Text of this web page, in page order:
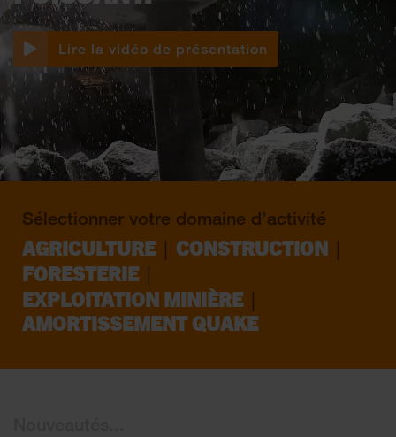
Lire la vidéo de présentation
Sélectionner votre domaine d’activité
AGRICULTURE | CONSTRUCTION |
FORESTERIE |
EXPLOITATION MINIÈRE |
AMORTISSEMENT QUAKE